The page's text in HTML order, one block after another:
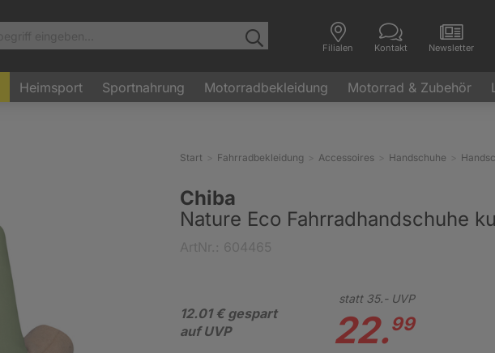
Filialen Kontakt Newsletter
Heimsport Sportnahrung Motorradbekleidung Motorrad & Zubehör
Start Fahrradbekleidung Accessoires Handschuhe
Chiba
Nature Eco Fahrradhandschuhe
12.01 € gespart
auf UVP
statt 35.-UVP
22.99